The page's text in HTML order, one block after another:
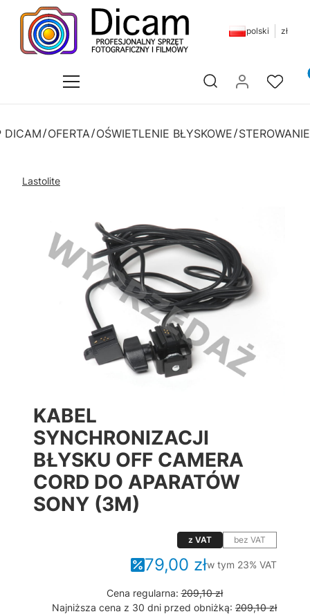
polski zł
Otwórz wyszukiwarkę
DICAM OFERTA OŚWIETLENIE BŁYSKOWE STEROWANIE
Lastolite
KABEL
SYNCHRONIZACJI
BŁYSKU OFF CAMERA
CORD DO APARATÓW
SONY (3M)
z VAT bez VAT
79,00 złw tym 23% VAT
w tym 23% VAT
Cena regularna: 209,10 zł
Najniższa cena z 30 dni przed obniżką: 209,10 zł